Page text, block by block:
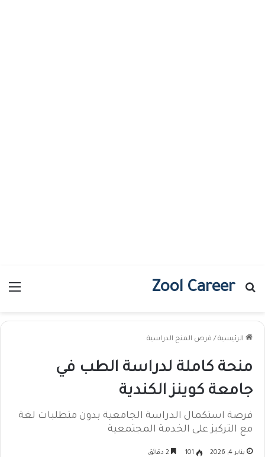
Zool Career
بحث عن
الرئيسية / فرص المنح الدراسية
منحة كاملة لدراسة الطب في
جامعة كوينز الكندية
فرصة استكمال الدراسة الجامعية بدون متطلبات لغة
مع التركيز على الخدمة المجتمعية
يناير 4, 2026 101